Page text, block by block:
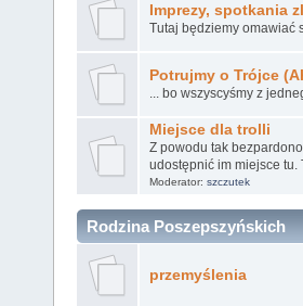
Imprezy, spotkania
Tutaj będziemy omawiać
Potrujmy o Trójce
... bo wszyscyśmy z
Miejsce dla trolli
Z powodu tak
udostępnić im miejsce
Moderator: szczutek
Rodzina Poszepszyńskich
przemyślenia